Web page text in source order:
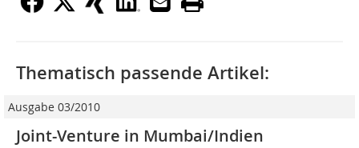
Thematisch passende Artikel:
Ausgabe 03/2010
Joint-Venture in Mumbai/Indien